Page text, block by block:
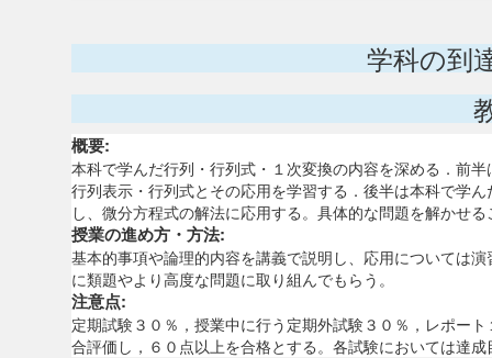
学科の到
概要:
本科で学んだ行列・行列式・１次変換の内容を深める．前
行列表示・行列式とその応用を学習する．後半は本科で学
し、微分方程式の解法に応用する。具体的な問題を解かせ
授業の進め方・方法:
基本的事項や論理的内容を講義で説明し、応用については
に類題やより高度な問題に取り組んでもらう。
注意点:
定期試験３０％，授業中に行う定期外試験３０％，レポー
合評価し，６０点以上を合格とする。各試験においては達